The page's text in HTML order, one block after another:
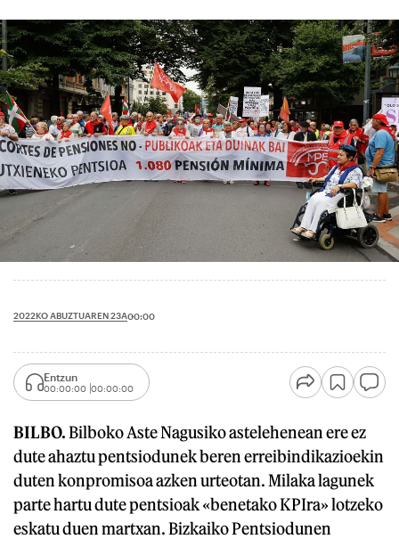
2022KO ABUZTUAREN 23A00:00
Entzun
00:00:00 00:00:00
BILBO.Bilboko Aste Nagusiko astelehenean ere ez
dute ahaztu pentsiodunek beren erreibindikazioekin
duten konpromisoa azken urteotan. Milaka lagunek
parte hartu dute pentsioak «benetako KPIra» lotzeko
eskatu duen martxan. Bizkaiko Pentsiodunen